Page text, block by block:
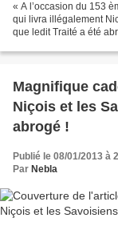
« A l’occasion du 153
qui livra illégalement
que ledit Traité a été
Magnifique
Niçois et les
abrogé !
Publié le 08/01/2013 à
Par Nebla